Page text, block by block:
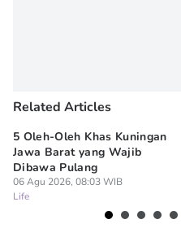
Related Articles
5 Oleh-Oleh Khas Kuningan
Jawa Barat yang Wajib
Dibawa Pulang
06 Agu 2026, 08:03 WIB
Life